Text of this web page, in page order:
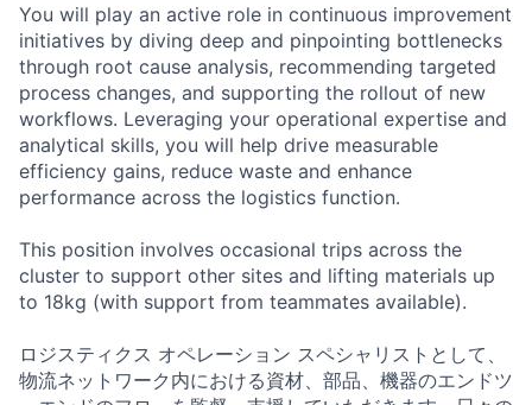
You will play an active role in continuous improvement
initiatives by diving deep and pinpointing bottlenecks
through root cause analysis, recommending targeted
process changes, and supporting the rollout of new
workflows. Leveraging your operational expertise and
analytical skills, you will help drive measurable
efficiency gains, reduce waste and enhance
performance across the logistics function.
This position involves occasional trips across the
cluster to support other sites and lifting materials up
to 18kg (with support from teammates available).
ロジスティクス オペレーション スペシャリストとして、
物流ネットワーク内における資材、部品、機器のエンドツ